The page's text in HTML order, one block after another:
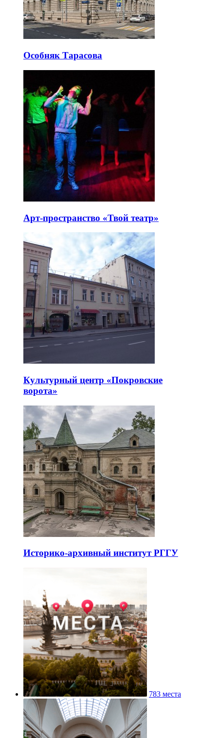
Особняк Тарасова
Арт-пространство «Твой театр»
Культурный центр «Покровские
ворота»
Историко-архивный институт РГГУ
783 места